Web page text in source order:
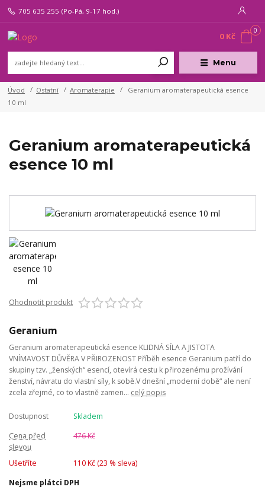
Menu
705 635 255 (Po-Pá, 9-17 hod.)
0
0 Kč
Úvod Ostatní Aromaterapie
Geranium aromaterapeutická esence
10 ml
Geranium aromaterapeutická
esence 10 ml
Ohodnotit produkt
Geranium
Geranium aromaterapeutická esence KLIDNÁ SÍLA A JISTOTA
VNÍMAVOST DŮVĚRA V PŘIROZENOST Příběh esence Geranium patří do
skupiny tzv. „ženských“ esencí, otevírá cestu k přirozenému prožívání
ženství, návratu do vlastní síly, k sobě.V dnešní „moderní době“ ale není
zcela zřejmé, co to vlastně zamen... celý popis
Dostupnost
Skladem
Cena před
slevou
476 Kč
Ušetříte 110 Kč (23 % sleva)
Nejsme plátci DPH